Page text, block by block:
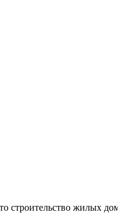
строительство жилых